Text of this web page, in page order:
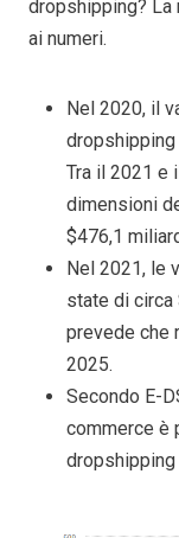
dropshipping? La
ai numeri.
Nel 2020, il
dropshipping
Tra il 2021 e
dimensioni
$476,1
Nel 2021, le
state di circa
prevede che
2025.
Secondo E-
commerce è